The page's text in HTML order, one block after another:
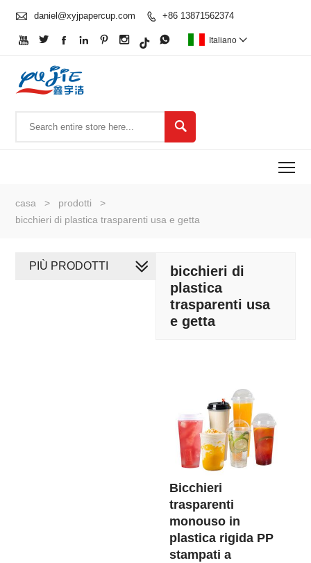
 daniel@xyjpapercup.com  +86 13871562374
       Italiano 

casa > prodotti
>
bicchieri di plastica trasparenti usa e getta
bicchieri di
plastica
trasparenti usa
e getta
Bicchieri
trasparenti
monouso in
plastica rigida PP
stampati a
PIÙ PRODOTTI